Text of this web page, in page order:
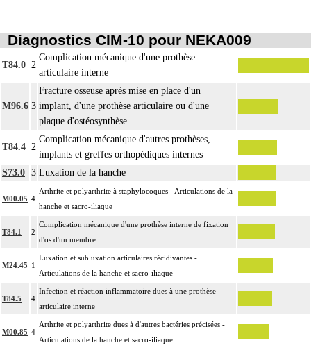
Notes
14
fixation osseuse par voie transcutanée ou avec abord à distance, sans
exposition du foyer de fracture.
14
La suture de muscle ou de tendon inclut l'immobilisation par appareillage
L'arthrodèse inclut l'ostéosynthèse, le prélèvement in situ d'autogreffe osseuse,
14
contention par appareillage rigide externe.
sans drainage.
inerte non prothétique inclut l'ostéosynthèse.
Diagnostics CIM-10 pour NEKA009
T84.0 2
Complication mécanique d'une prothèse
articulaire interne
M96.6 3
Fracture osseuse après mise en place d'un
implant, d'une prothèse articulaire ou d'une
plaque d'ostéosynthèse
T84.4 2
Complication mécanique d'autres prothèses,
implants et greffes orthopédiques internes
S73.0 3 Luxation de la hanche
M00.05 4
Arthrite et polyarthrite à staphylocoques - Articulations de la
hanche et sacro-iliaque
T84.1 2
Complication mécanique d'une prothèse interne de fixation
d'os d'un membre
M24.45 1
Luxation et subluxation articulaires récidivantes -
Articulations de la hanche et sacro-iliaque
T84.5 4
Infection et réaction inflammatoire dues à une prothèse
articulaire interne
M00.85 4
Arthrite et polyarthrite dues à d'autres bactéries précisées -
Articulations de la hanche et sacro-iliaque